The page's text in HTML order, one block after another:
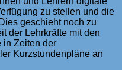
zu stellen und die
geschieht noch zu
der Lehrkräfte mit den
in Zeiten der
Kurzstundenpläne an